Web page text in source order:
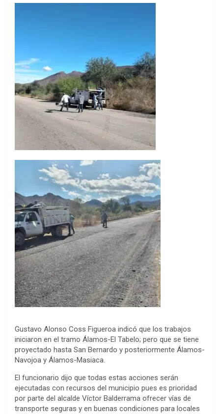
Gustavo Alonso Coss Figueroa indicó que los trabajos
iniciaron en el tramo Álamos-El Tabelo; pero que se tiene
proyectado hasta San Bernardo y posteriormente Álamos-
Navojoa y Álamos-Masiaca.
El funcionario dijo que todas estas acciones serán
ejecutadas con recursos del municipio pues es prioridad
por parte del alcalde Víctor Balderrama ofrecer vías de
transporte seguras y en buenas condiciones para locales